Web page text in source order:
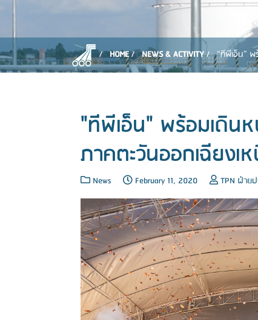
HOME NEWS & ACTIVITY “ทีพีเอ็น”
"ทีพีเอ็น" พร้อมเดิน
ภาคตะวันออกเฉียงเ
News February 11, 2020 TPN ฝ่าย